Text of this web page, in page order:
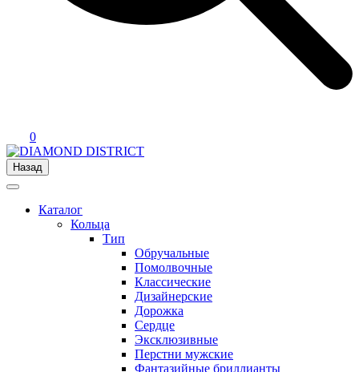
0
Назад
Каталог
Кольца
Тип
Обручальные
Помолвочные
Классические
Дизайнерские
Дорожка
Сердце
Эксклюзивные
Перстни мужские
Фантазийные бриллианты